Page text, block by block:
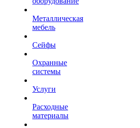
Металлическая
мебель
Сейфы
Охранные
системы
Услуги
Расходные
материалы